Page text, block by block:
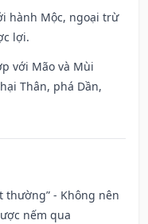
hành Mộc, ngoại trừ
lợi.
với Mão và Mùi
Thân, phá Dần,
thường” - Không nên
nếm qua